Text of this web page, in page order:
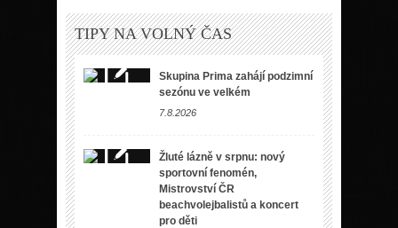
TIPY NA VOLNÝ ČAS
Skupina Prima zahájí podzimní
sezónu ve velkém
7.8.2026
Žluté lázně v srpnu: nový
sportovní fenomén,
Mistrovství ČR
beachvolejbalistů a koncert
pro děti